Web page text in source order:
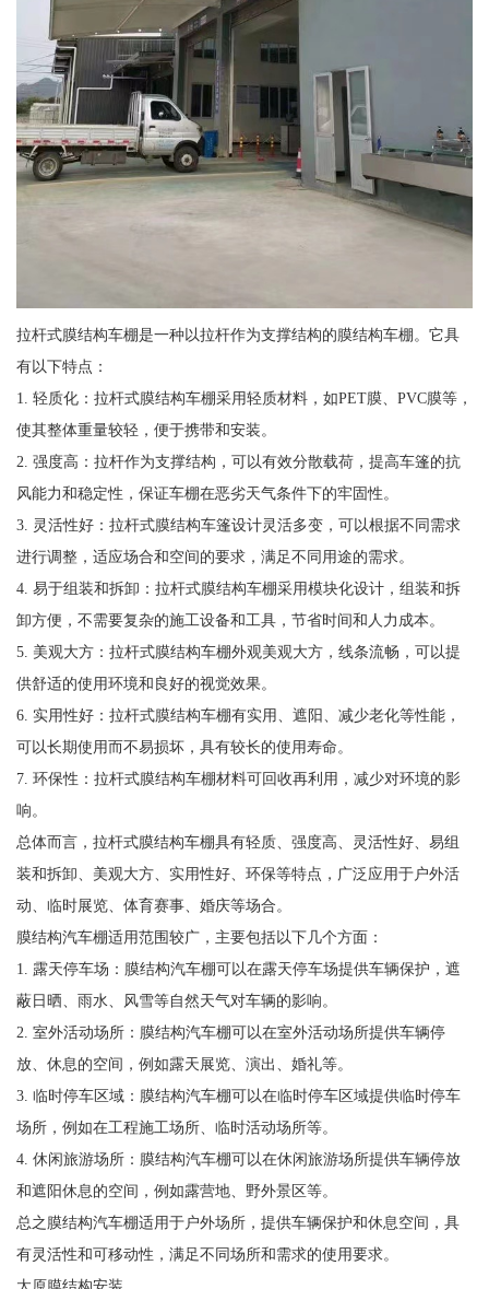
拉杆式膜结构车棚是一种以拉杆作为支撑结构的膜结构车棚。它具
有以下特点：
1. 轻质化：拉杆式膜结构车棚采用轻质材料，如PET膜、PVC膜等，
使其整体重量较轻，便于携带和安装。
2. 强度高：拉杆作为支撑结构，可以有效分散载荷，提高车篷的抗
风能力和稳定性，保证车棚在恶劣天气条件下的牢固性。
3. 灵活性好：拉杆式膜结构车篷设计灵活多变，可以根据不同需求
进行调整，适应场合和空间的要求，满足不同用途的需求。
4. 易于组装和拆卸：拉杆式膜结构车棚采用模块化设计，组装和拆
卸方便，不需要复杂的施工设备和工具，节省时间和人力成本。
5. 美观大方：拉杆式膜结构车棚外观美观大方，线条流畅，可以提
供舒适的使用环境和良好的视觉效果。
6. 实用性好：拉杆式膜结构车棚有实用、遮阳、减少老化等性能，
可以长期使用而不易损坏，具有较长的使用寿命。
7. 环保性：拉杆式膜结构车棚材料可回收再利用，减少对环境的影
响。
总体而言，拉杆式膜结构车棚具有轻质、强度高、灵活性好、易组
装和拆卸、美观大方、实用性好、环保等特点，广泛应用于户外活
动、临时展览、体育赛事、婚庆等场合。
膜结构汽车棚适用范围较广，主要包括以下几个方面：
1. 露天停车场：膜结构汽车棚可以在露天停车场提供车辆保护，遮
蔽日晒、雨水、风雪等自然天气对车辆的影响。
2. 室外活动场所：膜结构汽车棚可以在室外活动场所提供车辆停
放、休息的空间，例如露天展览、演出、婚礼等。
3. 临时停车区域：膜结构汽车棚可以在临时停车区域提供临时停车
场所，例如在工程施工场所、临时活动场所等。
4. 休闲旅游场所：膜结构汽车棚可以在休闲旅游场所提供车辆停放
和遮阳休息的空间，例如露营地、野外景区等。
总之膜结构汽车棚适用于户外场所，提供车辆保护和休息空间，具
有灵活性和可移动性，满足不同场所和需求的使用要求。
太原膜结构安装